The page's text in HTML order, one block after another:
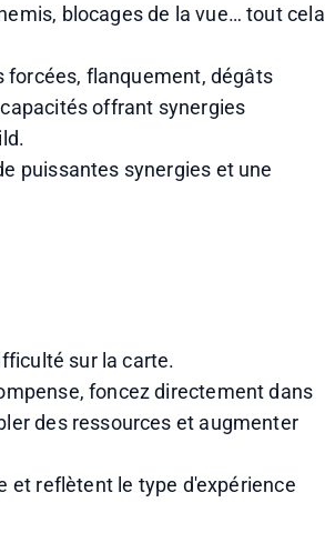
blocages de la vue… tout cela
flanquement, dégâts
offrant synergies
puissantes synergies et une
sur la carte.
foncez directement dans
des ressources et augmenter
et reflètent le type d'expérience